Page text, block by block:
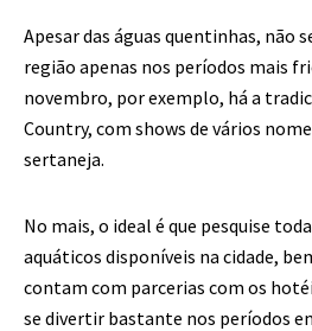
Apesar das águas quentinhas, não
região apenas nos períodos mais
novembro, por exemplo, há a
Country, com shows de vários
sertaneja.
No mais, o ideal é que pesquise
aquáticos disponíveis na cidade,
contam com parcerias com os
se divertir bastante nos períodos